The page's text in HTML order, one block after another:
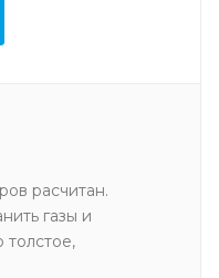
расчитан.
газы и
толстое,